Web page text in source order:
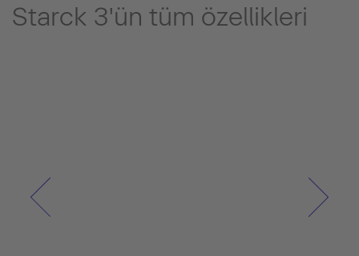
Starck 3'ün tüm özellikleri